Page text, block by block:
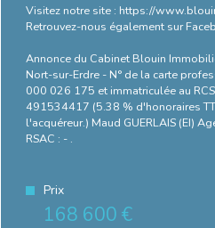
Visitez notre site : https://
Retrouvez-nous également sur
Annonce du Cabinet Blouin
Nort-sur-Erdre - N° de la carte
000 026 175 et immatriculée au
491534417 (5.38 % d'honoraires
l'acquéreur.) Maud GUERLAIS (EI)
RSAC : - .
Prix
168 600 €